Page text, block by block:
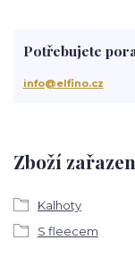
Zboží
Kalhoty
S fleecem
Potřebujete
info@elfino.cz